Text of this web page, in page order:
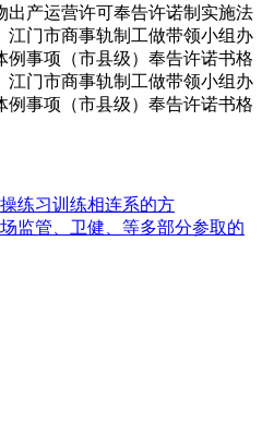
出产运营许可奉告许诺制实施法
江门市商事轨制工做带领小组办
事项（市县级）奉告许诺书格
江门市商事轨制工做带领小组办
事项（市县级）奉告许诺书格
练习训练相连系的方
监管、卫健、等多部分参取的